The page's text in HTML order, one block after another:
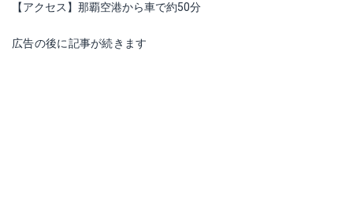
【アクセス】那覇空港から車で約50分
広告の後に記事が続きます